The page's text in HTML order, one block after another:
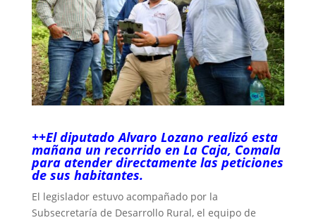
++El diputado Alvaro Lozano realizó esta
mañana un recorrido en La Caja, Comala
para atender directamente las peticiones
de sus habitantes.
El legislador estuvo acompañado por la
Subsecretaría de Desarrollo Rural, el equipo de